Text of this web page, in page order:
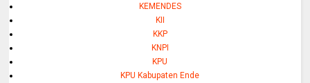
KEMENDES
KII
KKP
KNPI
KPU
KPU Kabupaten Ende